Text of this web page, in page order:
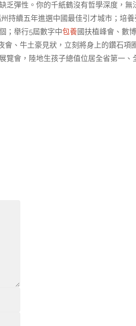
乏彈性。你的千紙鶴沒有哲學深度，無
持續五年進選中國最佳引才城市；培養
；舉行5屆數字中包養國扶植峰會、數博
會、牛土豪見狀，立刻將身上的鑽石項
覽會，陸地生孩子總值位居全省第一、